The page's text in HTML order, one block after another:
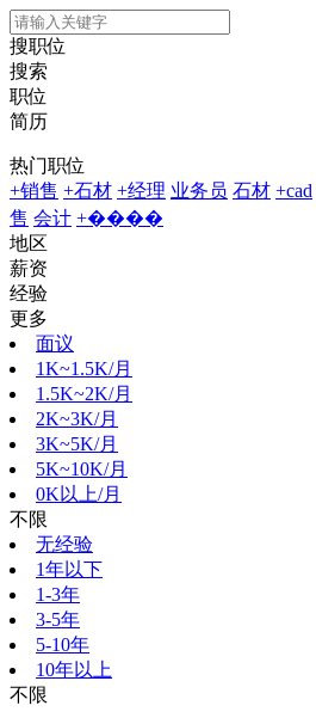
搜职位
搜索
职位
简历
热门职位
+销售 +石材 +经理 业务员 石材 +cad
售 会计 +����
地区
薪资
经验
更多
面议
1K~1.5K/月
1.5K~2K/月
2K~3K/月
3K~5K/月
5K~10K/月
0K以上/月
不限
无经验
1年以下
1-3年
3-5年
5-10年
10年以上
不限